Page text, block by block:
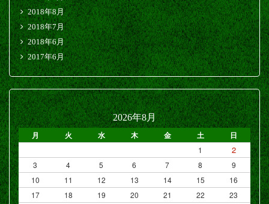
2018年8月
2018年7月
2018年6月
2017年6月
2026年8月
月 火 水 木 金 土 日
1 2
3 4 5 6 7 8
9
10
11 12 13 14 15
16
17
18 19 20 21 22
23